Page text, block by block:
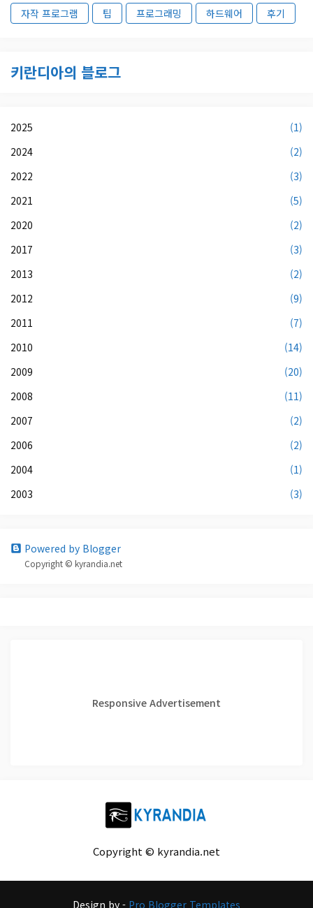
자작 프로그램
팁 프로그래밍 하드웨어 후기
키란디아의 블로그
2025
(1)
2024
(2)
2022
(3)
2021
(5)
2020
(2)
2017
(3)
2013
(2)
2012
(9)
2011
(7)
2010
(14)
2009
(20)
2008
(11)
2007
(2)
2006
(2)
2004
(1)
2003
(3)
Powered by Blogger
Copyright © kyrandia.net
Responsive Advertisement
Copyright © kyrandia.net
Design by - Pro Blogger Templates